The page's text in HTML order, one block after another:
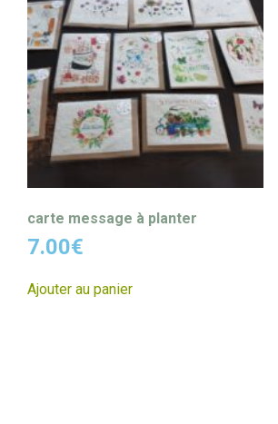
carte message à planter
7.00€
Ajouter au panier